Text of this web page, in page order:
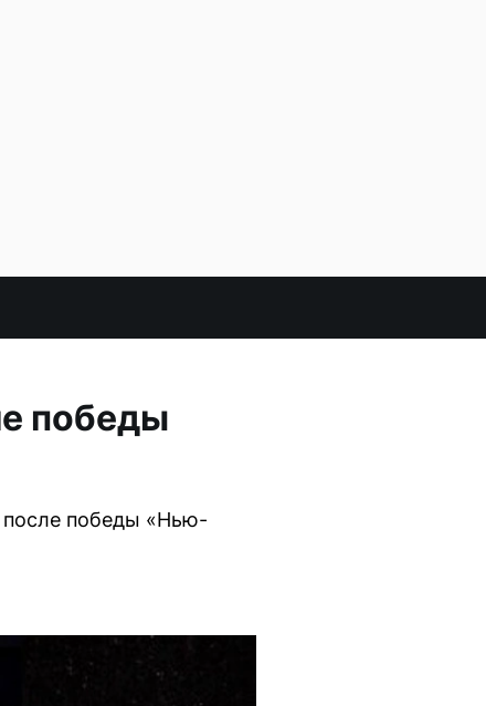
победы
после победы «Нью-